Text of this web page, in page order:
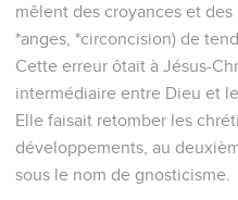
mêlent des croyances et
*anges, *circoncision) de
Cette erreur ôtait à Jésus-
intermédiaire entre Dieu et
Elle faisait retomber les
développements, au
sous le nom de gnosticisme.